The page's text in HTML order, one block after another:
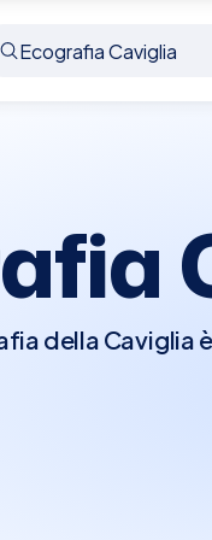
Vimercate
della Caviglia